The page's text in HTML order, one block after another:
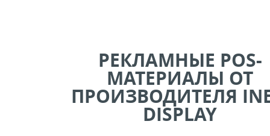
РЕКЛАМНЫЕ POS-
МАТЕРИАЛЫ ОТ
ПРОИЗВОДИТЕЛЯ
DISPLAY